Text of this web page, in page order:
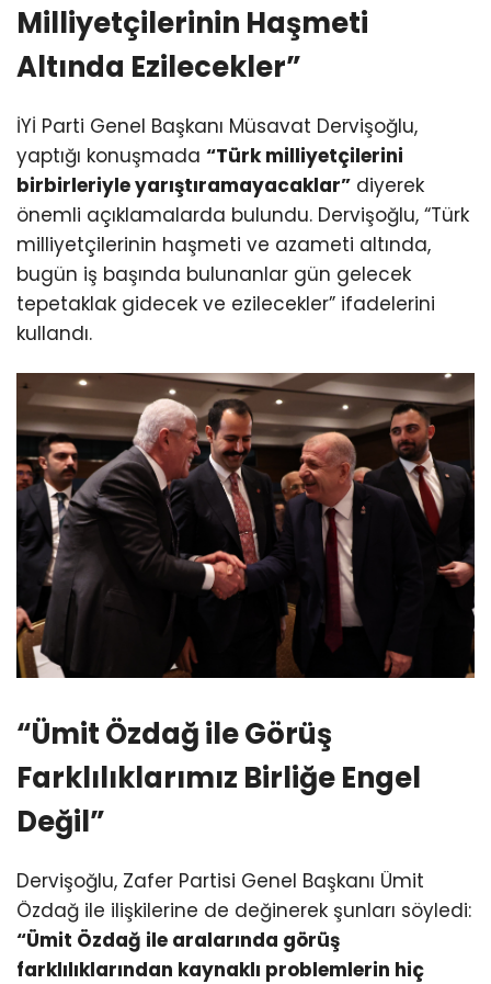
Milliyetçilerinin Haşmeti
Altında Ezilecekler”
İYİ Parti Genel Başkanı Müsavat Dervişoğlu,
yaptığı konuşmada “Türk milliyetçilerini
birbirleriyle yarıştıramayacaklar” diyerek
önemli açıklamalarda bulundu. Dervişoğlu, “Türk
milliyetçilerinin haşmeti ve azameti altında,
bugün iş başında bulunanlar gün gelecek
tepetaklak gidecek ve ezilecekler” ifadelerini
kullandı.
“Ümit Özdağ ile Görüş
Farklılıklarımız Birliğe Engel
Değil”
Dervişoğlu, Zafer Partisi Genel Başkanı Ümit
Özdağ ile ilişkilerine de değinerek şunları söyledi:
“Ümit Özdağ ile aralarında görüş
farklılıklarından kaynaklı problemlerin hiç